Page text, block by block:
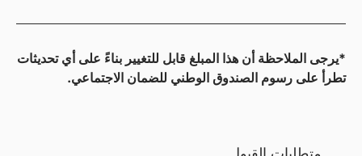
*يرجى الملاحظة أن هذا المبلغ قابل للتغيير بناءً على أي تحديثات
تطرأ على رسوم الصندوق الوطني للضمان الاجتماعي.